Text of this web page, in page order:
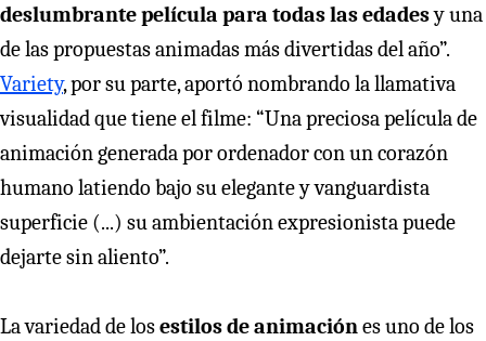
deslumbrante película para todas las edadesy una
de las propuestas animadas más divertidas del año”.
Variety, por su parte, aportó nombrando la llamativa
visualidad que tiene el filme: “Una preciosa película de
animación generada por ordenador con un corazón
humano latiendo bajo su elegante y vanguardista
superficie (...) su ambientación expresionista puede
dejarte sin aliento”.
La variedad de losestilos de animaciónes uno de los